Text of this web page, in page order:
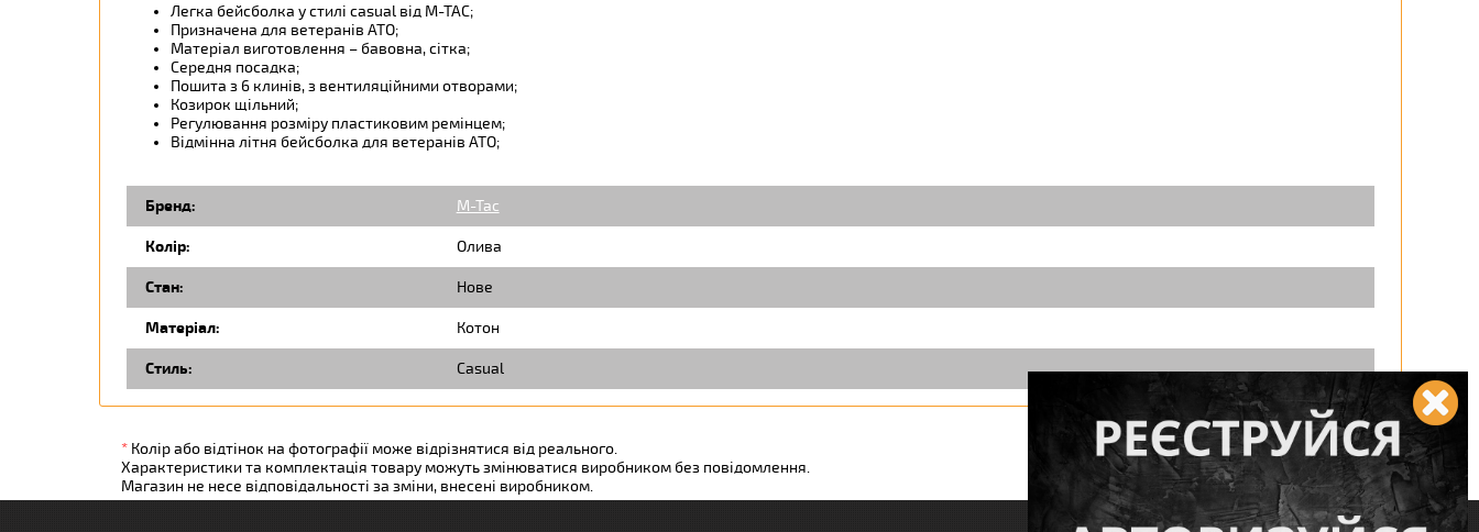
Легка бейсболка у стилі casual від М-ТАС;
Призначена для ветеранів АТО;
Матеріал виготовлення – бавовна, сітка;
Середня посадка;
Пошита з 6 клинів, з вентиляційними отворами;
Козирок щільний;
Регулювання розміру пластиковим ремінцем;
Відмінна літня бейсболка для ветеранів АТО;
Бренд: M-Tac
Колір: Олива
Стан: Нове
Матеріал: Котон
Стиль: Casual
* Колір або відтінок на фотографії може відрізнятися від реального.
Характеристики та комплектація товару можуть змінюватися виробником без повідомлення.
Магазин не несе відповідальності за зміни, внесені виробником.